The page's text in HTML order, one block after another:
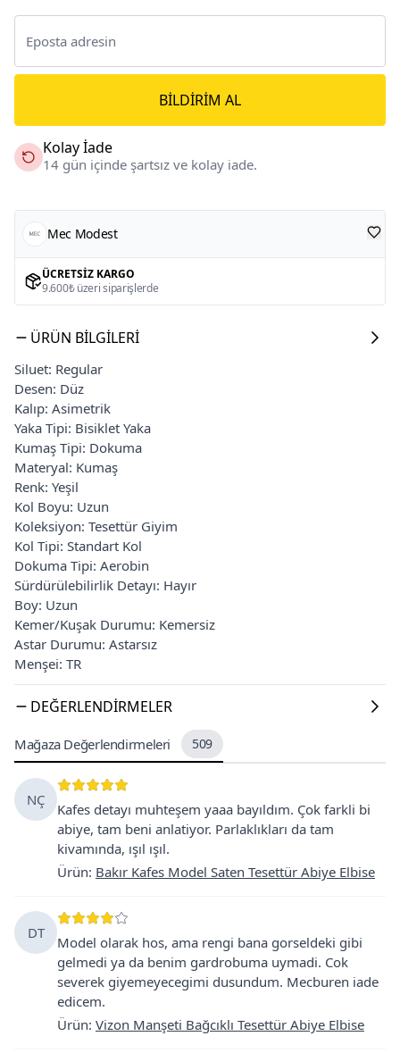
BILDIRIM AL
Kolay İade
14 gün içinde şartsız ve kolay iade.
Mec Modest
ÜCRETSIZ KARGO
9.600₺ üzeri siparişlerde
ÜRÜN BILGILERI
Siluet: Regular
Desen: Düz
Kalıp: Asimetrik
Yaka Tipi: Bisiklet Yaka
Kumaş Tipi: Dokuma
Materyal: Kumaş
Renk: Yeşil
Kol Boyu: Uzun
Koleksiyon: Tesettür Giyim
Kol Tipi: Standart Kol
Dokuma Tipi: Aerobin
Sürdürülebilirlik Detayı: Hayır
Boy: Uzun
Kemer/Kuşak Durumu: Kemersiz
Astar Durumu: Astarsız
Menşei: TR
DEĞERLENDIRMELER
Mağaza Değerlendirmeleri 509
NÇ
Kafes detayı muhteşem yaaa bayıldım. Çok farkli bi
abiye, tam beni anlatiyor. Parlaklıkları da tam
kivamında, ışıl ışıl.
Ürün: Bakır Kafes Model Saten Tesettür Abiye Elbise
DT
Model olarak hos, ama rengi bana gorseldeki gibi
gelmedi ya da benim gardrobuma uymadi. Cok
severek giyemeyecegimi dusundum. Mecburen iade
edicem.
Ürün: Vizon Manşeti Bağcıklı Tesettür Abiye Elbise